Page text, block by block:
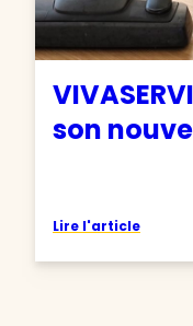
son
Lire l'article